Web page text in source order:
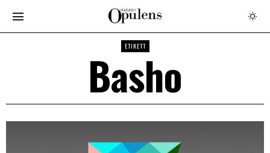
ETIKETT
Basho